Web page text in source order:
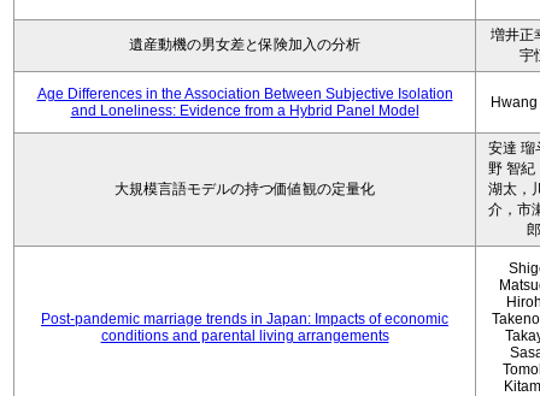
遺産動機の男女差と保険加入の分析
増井正
宇
Age Differences in the Association Between Subjective Isolation
and Loneliness: Evidence from a Hybrid Panel Model
大規模言語モデルの持つ価値観の定量化
安達 瑠
野 智紀
湖太，
介，市
郎
Post-pandemic marriage trends in Japan: Impacts of economic
conditions and parental living arrangements